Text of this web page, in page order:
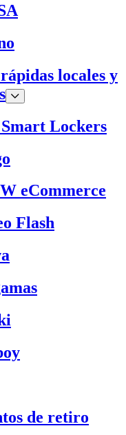
locales y
Lockers
eCommerce
Flash
de retiro